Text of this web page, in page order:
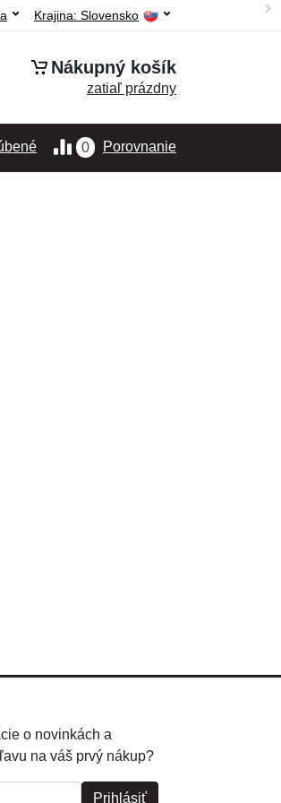
Krajina: Slovensko
Nákupný košík
zatiaľ prázdny
0 Porovnanie
o novinkách a
na váš prvý nákup?
Prihlásiť